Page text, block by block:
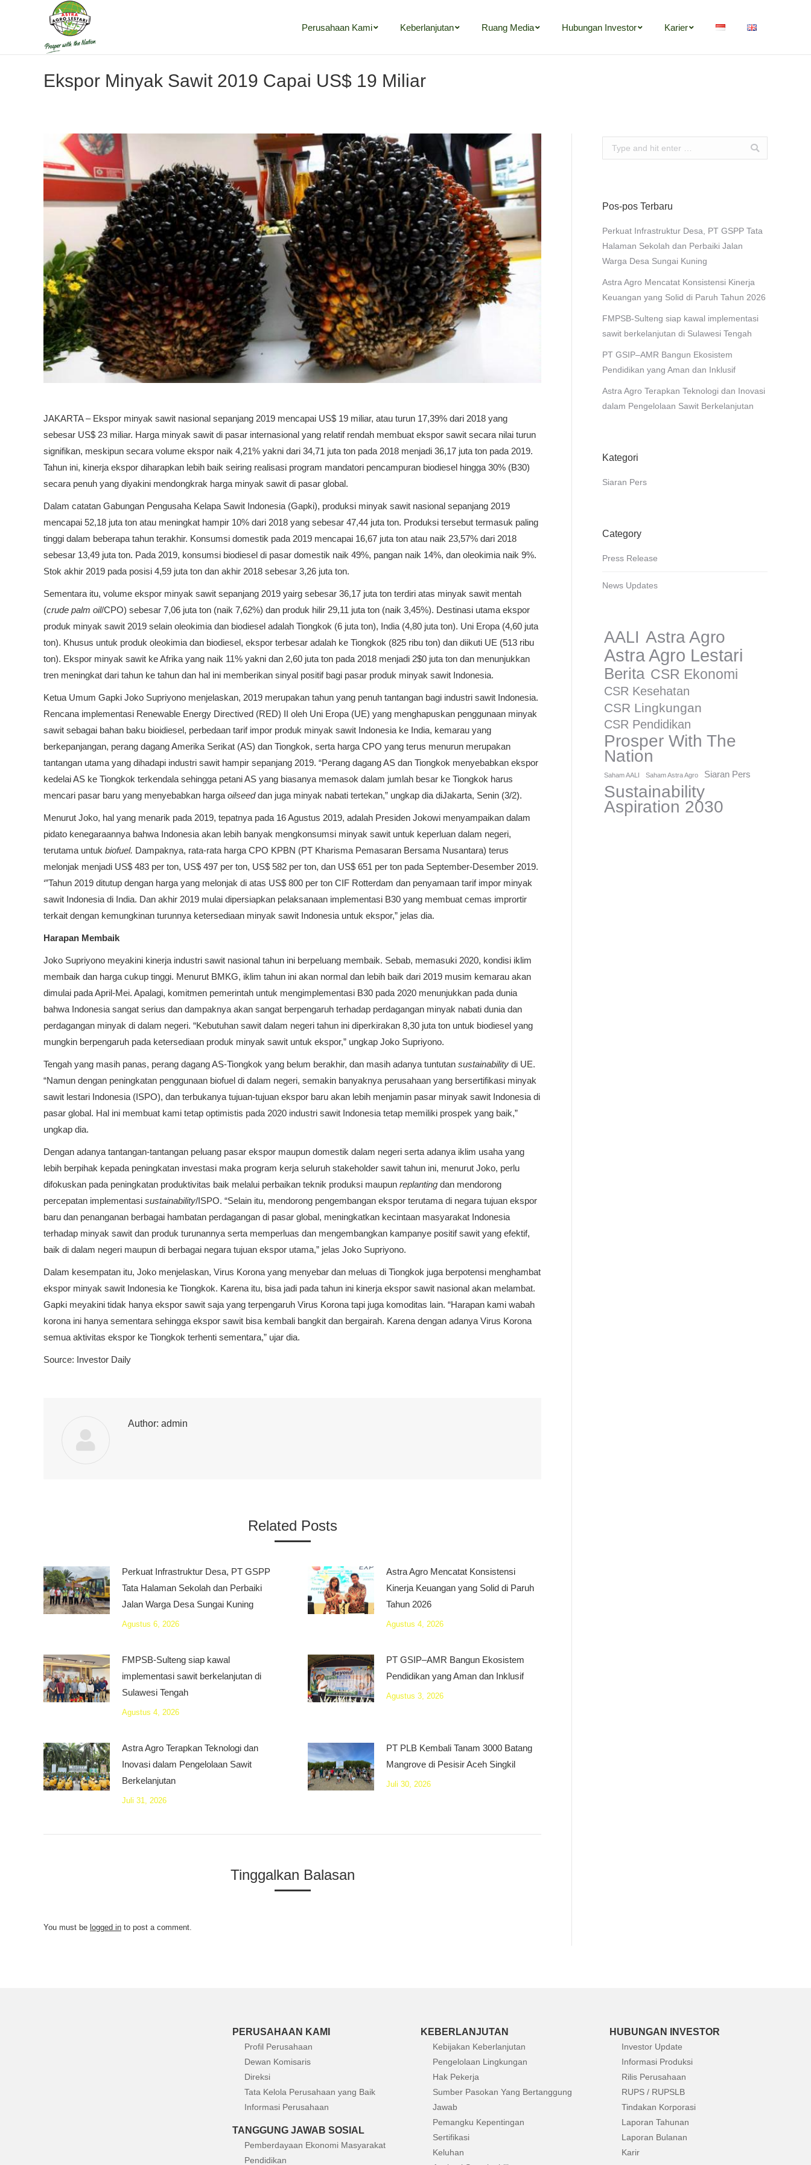
Perusahaan Kami Keberlanjutan Ruang Media Hubungan Investor Karier
Ekspor Minyak Sawit 2019 Capai US$ 19 Miliar
JAKARTA – Ekspor minyak sawit nasional sepanjang 2019 mencapai US$ 19 miliar, atau turun 17,39% dari 2018 yang
sebesar US$ 23 miliar. Harga minyak sawit di pasar internasional yang relatif rendah membuat ekspor sawit secara nilai turun
signifikan, meskipun secara volume ekspor naik 4,21% yakni dari 34,71 juta ton pada 2018 menjadi 36,17 juta ton pada 2019.
Tahun ini, kinerja ekspor diharapkan lebih baik seiring realisasi program mandatori pencampuran biodiesel hingga 30% (B30)
secara penuh yang diyakini mendongkrak harga minyak sawit di pasar global.
Dalam catatan Gabungan Pengusaha Kelapa Sawit Indonesia (Gapki), produksi minyak sawit nasional sepanjang 2019
mencapai 52,18 juta ton atau meningkat hampir 10% dari 2018 yang sebesar 47,44 juta ton. Produksi tersebut termasuk paling
tinggi dalam beberapa tahun terakhir. Konsumsi domestik pada 2019 mencapai 16,67 juta ton atau naik 23,57% dari 2018
sebesar 13,49 juta ton. Pada 2019, konsumsi biodiesel di pasar domestik naik 49%, pangan naik 14%, dan oleokimia naik 9%.
Stok akhir 2019 pada posisi 4,59 juta ton dan akhir 2018 sebesar 3,26 juta ton.
Sementara itu, volume ekspor minyak sawit sepanjang 2019 yairg sebesar 36,17 juta ton terdiri atas minyak sawit mentah
(crude palm oil/CPO) sebesar 7,06 juta ton (naik 7,62%) dan produk hilir 29,11 juta ton (naik 3,45%). Destinasi utama ekspor
produk minyak sawit 2019 selain oleokimia dan biodiesel adalah Tiongkok (6 juta ton), India (4,80 juta ton). Uni Eropa (4,60 juta
ton). Khusus untuk produk oleokimia dan biodiesel, ekspor terbesar adalah ke Tiongkok (825 ribu ton) dan diikuti UE (513 ribu
ton). Ekspor minyak sawit ke Afrika yang naik 11% yakni dan 2,60 juta ton pada 2018 menjadi 2$0 juta ton dan menunjukkan
tren meningkat dari tahun ke tahun dan hal ini memberikan sinyal positif bagi pasar produk minyak sawit Indonesia.
Ketua Umum Gapki Joko Supriyono menjelaskan, 2019 merupakan tahun yang penuh tantangan bagi industri sawit Indonesia.
Rencana implementasi Renewable Energy Directived (RED) II oleh Uni Eropa (UE) yang menghapuskan penggunaan minyak
sawit sebagai bahan baku bioidiesel, perbedaan tarif impor produk minyak sawit Indonesia ke India, kemarau yang
berkepanjangan, perang dagang Amerika Serikat (AS) dan Tiongkok, serta harga CPO yang terus menurun merupakan
tantangan utama yang dihadapi industri sawit hampir sepanjang 2019. “Perang dagang AS dan Tiongkok menyebabkan ekspor
kedelai AS ke Tiongkok terkendala sehingga petani AS yang biasanya memasok dalam jumlah besar ke Tiongkok harus
mencari pasar baru yang menyebabkan harga oilseeddan juga minyak nabati tertekan,” ungkap dia diJakarta, Senin (3/2).
Menurut Joko, hal yang menarik pada 2019, tepatnya pada 16 Agustus 2019, adalah Presiden Jokowi menyampaikan dalam
pidato kenegaraannya bahwa Indonesia akan lebih banyak mengkonsumsi minyak sawit untuk keperluan dalam negeri,
terutama untuk biofuel. Dampaknya, rata-rata harga CPO KPBN (PT Kharisma Pemasaran Bersama Nusantara) terus
melonjak menjadi US$ 483 per ton, US$ 497 per ton, US$ 582 per ton, dan US$ 651 per ton pada September-Desember 2019.
‘”Tahun 2019 ditutup dengan harga yang melonjak di atas US$ 800 per ton CIF Rotterdam dan penyamaan tarif impor minyak
sawit Indonesia di India. Dan akhir 2019 mulai dipersiapkan pelaksanaan implementasi B30 yang membuat cemas imprortir
terkait dengan kemungkinan turunnya ketersediaan minyak sawit Indonesia untuk ekspor,” jelas dia.
Harapan Membaik
Joko Supriyono meyakini kinerja industri sawit nasional tahun ini berpeluang membaik. Sebab, memasuki 2020, kondisi iklim
membaik dan harga cukup tinggi. Menurut BMKG, iklim tahun ini akan normal dan lebih baik dari 2019 musim kemarau akan
dimulai pada April-Mei. Apalagi, komitmen pemerintah untuk mengimplementasi B30 pada 2020 menunjukkan pada dunia
bahwa Indonesia sangat serius dan dampaknya akan sangat berpengaruh terhadap perdagangan minyak nabati dunia dan
perdagangan minyak di dalam negeri. “Kebutuhan sawit dalam negeri tahun ini diperkirakan 8,30 juta ton untuk biodiesel yang
mungkin berpengaruh pada ketersediaan produk minyak sawit untuk ekspor,” ungkap Joko Supriyono.
Tengah yang masih panas, perang dagang AS-Tiongkok yang belum berakhir, dan masih adanya tuntutan sustainability di UE.
“Namun dengan peningkatan penggunaan biofuel di dalam negeri, semakin banyaknya perusahaan yang bersertifikasi minyak
sawit lestari Indonesia (ISPO), dan terbukanya tujuan-tujuan ekspor baru akan lebih menjamin pasar minyak sawit Indonesia di
pasar global. Hal ini membuat kami tetap optimistis pada 2020 industri sawit Indonesia tetap memiliki prospek yang baik,”
ungkap dia.
Dengan adanya tantangan-tantangan peluang pasar ekspor maupun domestik dalam negeri serta adanya iklim usaha yang
lebih berpihak kepada peningkatan investasi maka program kerja seluruh stakeholder sawit tahun ini, menurut Joko, perlu
difokuskan pada peningkatan produktivitas baik melalui perbaikan teknik produksi maupun replanting dan mendorong
percepatan implementasi sustainability/ISPO. “Selain itu, mendorong pengembangan ekspor terutama di negara tujuan ekspor
baru dan penanganan berbagai hambatan perdagangan di pasar global, meningkatkan kecintaan masyarakat Indonesia
terhadap minyak sawit dan produk turunannya serta memperluas dan mengembangkan kampanye positif sawit yang efektif,
baik di dalam negeri maupun di berbagai negara tujuan ekspor utama,” jelas Joko Supriyono.
Dalam kesempatan itu, Joko menjelaskan, Virus Korona yang menyebar dan meluas di Tiongkok juga berpotensi menghambat
ekspor minyak sawit Indonesia ke Tiongkok. Karena itu, bisa jadi pada tahun ini kinerja ekspor sawit nasional akan melambat.
Gapki meyakini tidak hanya ekspor sawit saja yang terpengaruh Virus Korona tapi juga komoditas lain. “Harapan kami wabah
korona ini hanya sementara sehingga ekspor sawit bisa kembali bangkit dan bergairah. Karena dengan adanya Virus Korona
semua aktivitas ekspor ke Tiongkok terhenti sementara,” ujar dia.
Source: Investor Daily
Author: admin
Related Posts
Perkuat Infrastruktur Desa, PT GSPP
Tata Halaman Sekolah dan Perbaiki
Jalan Warga Desa Sungai Kuning
Agustus 6, 2026
Astra Agro Mencatat Konsistensi
Kinerja Keuangan yang Solid di Paruh
Tahun 2026
Agustus 4, 2026
FMPSB-Sulteng siap kawal
implementasi sawit berkelanjutan di
Sulawesi Tengah
Agustus 4, 2026
PT GSIP–AMR Bangun Ekosistem
Pendidikan yang Aman dan Inklusif
Agustus 3, 2026
Astra Agro Terapkan Teknologi dan
Inovasi dalam Pengelolaan Sawit
Berkelanjutan
Juli 31, 2026
PT PLB Kembali Tanam 3000 Batang
Mangrove di Pesisir Aceh Singkil
Juli 30, 2026
Tinggalkan Balasan
You must be logged in to post a comment.
Search:
Pos-pos Terbaru
Perkuat Infrastruktur Desa, PT GSPP Tata
Halaman Sekolah dan Perbaiki Jalan
Warga Desa Sungai Kuning
Astra Agro Mencatat Konsistensi Kinerja
Keuangan yang Solid di Paruh Tahun 2026
FMPSB-Sulteng siap kawal implementasi
sawit berkelanjutan di Sulawesi Tengah
PT GSIP–AMR Bangun Ekosistem
Pendidikan yang Aman dan Inklusif
Astra Agro Terapkan Teknologi dan Inovasi
dalam Pengelolaan Sawit Berkelanjutan
Kategori
Siaran Pers
Category
Press Release
News Updates
AALI Astra Agro
Astra Agro Lestari
Berita CSR Ekonomi
CSR Kesehatan
CSR Lingkungan
CSR Pendidikan
Prosper With The
Nation
Saham AALI Saham Astra Agro Siaran Pers
Sustainability
Aspiration 2030
PERUSAHAAN KAMI
Profil Perusahaan
Dewan Komisaris
Direksi
Tata Kelola Perusahaan yang Baik
Informasi Perusahaan
TANGGUNG JAWAB SOSIAL
Pemberdayaan Ekonomi Masyarakat
Pendidikan
KEBERLANJUTAN
Kebijakan Keberlanjutan
Pengelolaan Lingkungan
Hak Pekerja
Sumber Pasokan Yang Bertanggung
Jawab
Pemangku Kepentingan
Sertifikasi
Keluhan
HUBUNGAN INVESTOR
Investor Update
Informasi Produksi
Rilis Perusahaan
RUPS / RUPSLB
Tindakan Korporasi
Laporan Tahunan
Laporan Bulanan
Karir